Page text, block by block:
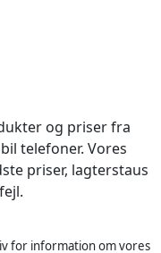
og priser fra
telefoner. Vores
priser, lagterstaus
for information om vores